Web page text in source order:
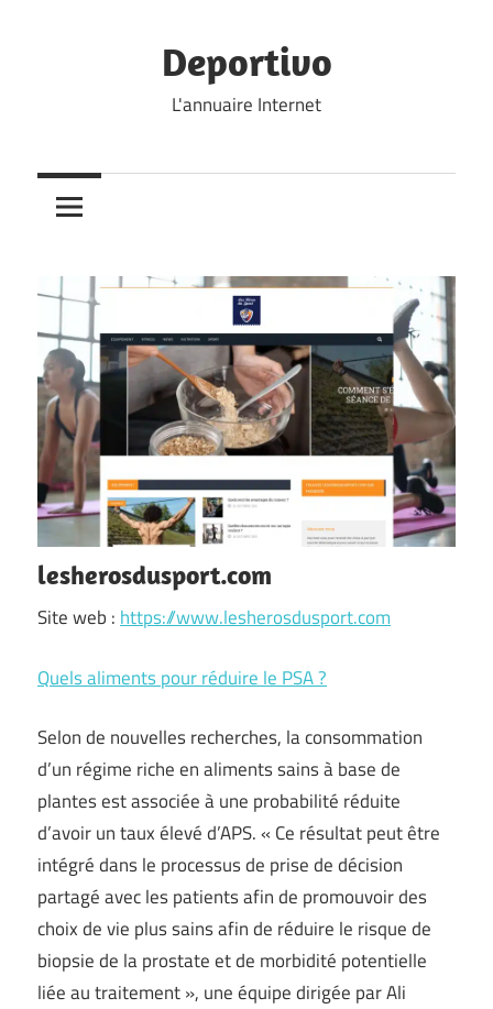
Deportivo
L'annuaire Internet
lesherosdusport.com
Site web : https://www.lesherosdusport.com
Quels aliments pour réduire le PSA ?
Selon de nouvelles recherches, la consommation
d’un régime riche en aliments sains à base de
plantes est associée à une probabilité réduite
d’avoir un taux élevé d’APS. « Ce résultat peut être
intégré dans le processus de prise de décision
partagé avec les patients afin de promouvoir des
choix de vie plus sains afin de réduire le risque de
biopsie de la prostate et de morbidité potentielle
liée au traitement », une équipe dirigée par Ali